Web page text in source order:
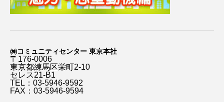
㈱コミュニティセンター 東京本社
〒176-0006
東京都練馬区栄町2-10
セレス21-B1
TEL：03-5946-9592
FAX：03-5946-9594